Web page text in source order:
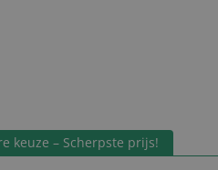
keuze – Scherpste prijs!